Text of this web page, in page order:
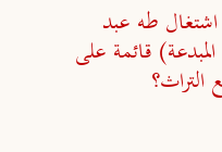
طه عبد
قائمة على
التراث؟